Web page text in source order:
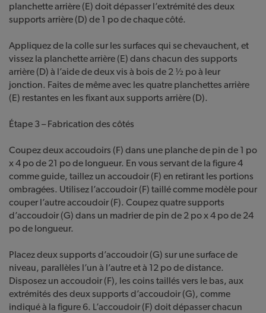
planchette arrière (E) doit dépasser l’extrémité des deux
supports arrière (D) de 1 po de chaque côté.
Appliquez de la colle sur les surfaces qui se chevauchent, et
vissez la planchette arrière (E) dans chacun des supports
arrière (D) à l’aide de deux vis à bois de 2 ½ po à leur
jonction. Faites de même avec les quatre planchettes arrière
(E) restantes en les fixant aux supports arrière (D).
Étape 3 – Fabrication des côtés
Coupez deux accoudoirs (F) dans une planche de pin de 1 po
x 4 po de 21 po de longueur. En vous servant de la figure 4
comme guide, taillez un accoudoir (F) en retirant les portions
ombragées. Utilisez l’accoudoir (F) taillé comme modèle pour
couper l’autre accoudoir (F). Coupez quatre supports
d’accoudoir (G) dans un madrier de pin de 2 po x 4 po de 24
po de longueur.
Placez deux supports d’accoudoir (G) sur une surface de
niveau, parallèles l’un à l’autre et à 12 po de distance.
Disposez un accoudoir (F), les coins taillés vers le bas, aux
extrémités des deux supports d’accoudoir (G), comme
indiqué à la figure 6. L’accoudoir (F) doit dépasser chacun